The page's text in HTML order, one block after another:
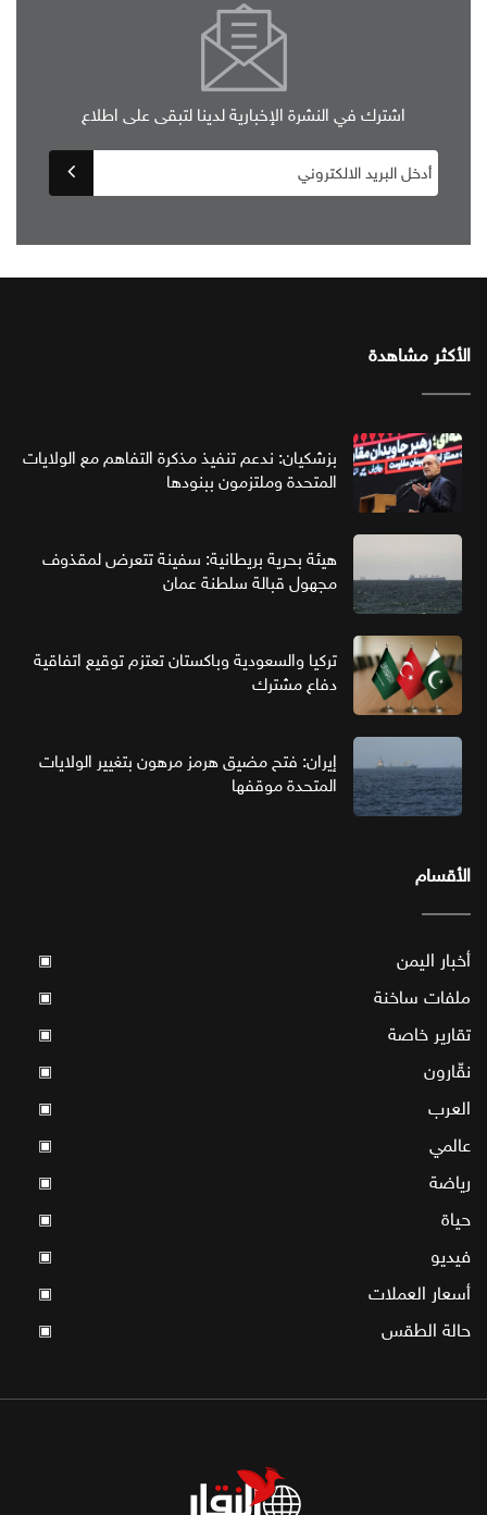
اشترك في النشرة الإخبارية لدينا لتبقى على اطلاع
الأكثر مشاهدة
بزشكيان: ندعم تنفيذ مذكرة التفاهم مع الولايات
المتحدة وملتزمون ببنودها
هيئة بحرية بريطانية: سفينة تتعرض لمقذوف
مجهول قبالة سلطنة عمان
تركيا والسعودية وباكستان تعتزم توقيع اتفاقية
دفاع مشترك
إيران: فتح مضيق هرمز مرهون بتغيير الولايات
المتحدة موقفها
الأقسام
أخبار اليمن ▣
ملفات ساخنة ▣
تقارير خاصة ▣
نقّارون ▣
العرب ▣
عالمي ▣
رياضة ▣
حياة ▣
فيديو ▣
أسعار العملات ▣
حالة الطقس ▣